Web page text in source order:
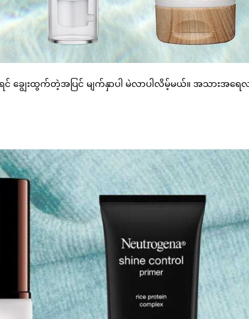
ရင် ချွေးထွက်တဲ့အပြင် မျက်နှာပါ မဲလာပါလိမ့်မယ်။ အသားအရေ